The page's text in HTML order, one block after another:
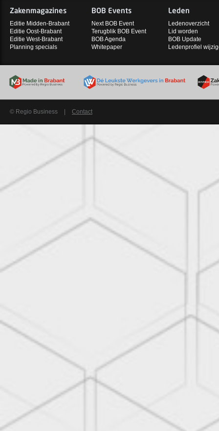
Zakenmagazines
Editie Midden-Brabant
Editie Oost-Brabant
Editie West-Brabant
Planning specials
BOB Events
Next BOB Event
Terugblik BOB Event
BOB Agenda
Whitepaper
Leden
Ledenoverzicht
Lid worden
BOB Update
Ledenprofiel
© Regio Business Contact